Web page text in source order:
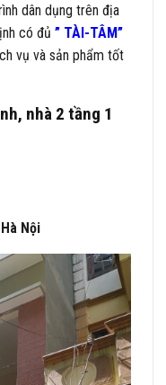
dân dụng trên địa
có đủ ” TÀI-TÂM”
vụ và sản phẩm tốt
nhà 2 tầng 1
Nội